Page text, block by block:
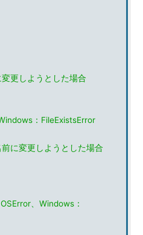
更しようとした場合
：FileExistsError
に変更しようとした場合
、Windows：